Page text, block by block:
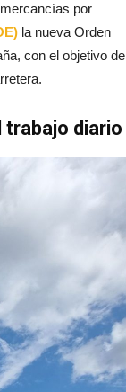
por
la nueva Orden
con el objetivo de
trabajo diario